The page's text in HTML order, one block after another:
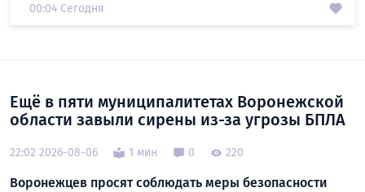
00:04 Сегодня
Ещё в пяти муниципалитетах Воронежской
области завыли сирены из-за угрозы БПЛА
22:02 2026-08-06 1 мин 0 220
Воронежцев просят соблюдать меры безопасности